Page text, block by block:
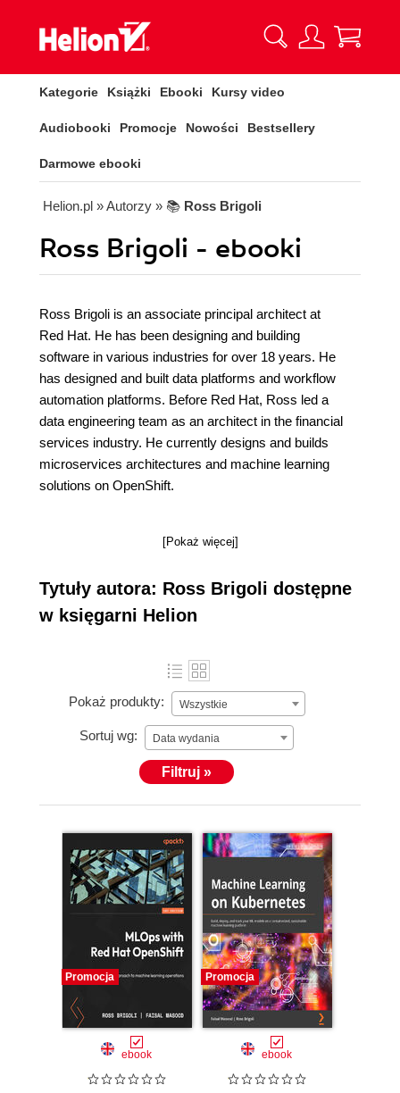
Kategorie Książki Ebooki Kursy video
Audiobooki Promocje Nowości Bestsellery
Darmowe ebooki
Helion.pl » Autorzy » 📚 Ross Brigoli
Ross Brigoli - ebooki
Ross Brigoli is an associate principal architect at
Red Hat. He has been designing and building
software in various industries for over 18 years. He
has designed and built data platforms and workflow
automation platforms. Before Red Hat, Ross led a
data engineering team as an architect in the financial
services industry. He currently designs and builds
microservices architectures and machine learning
solutions on OpenShift.
[Pokaż więcej]
Tytuły autora: Ross Brigoli dostępne
w księgarni Helion
Pokaż produkty: Wszystkie
Sortuj wg: Data wydania
Filtruj »
Promocja
ebook
Promocja
ebook